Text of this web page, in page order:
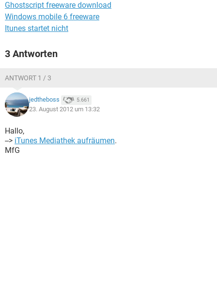
Ghostscript freeware download
Windows mobile 6 freeware
Itunes startet nicht
3 Antworten
ANTWORT 1 / 3
jedtheboss 5.661
23. August 2012 um 13:32
Hallo,
--> iTunes Mediathek aufräumen.
MfG